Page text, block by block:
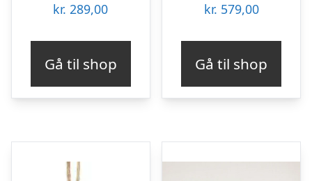
kr. 289,00
Gå til shop
kr. 579,00
Gå til shop